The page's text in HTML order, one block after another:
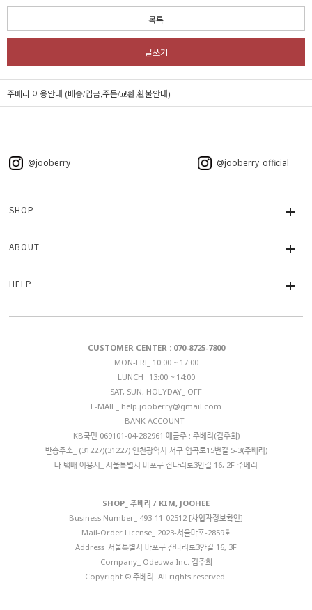
목록
글쓰기
주베리 이용안내 (배송/입금,주문/교환,환불안내)
@jooberry @jooberry_official
SHOP
ABOUT
HELP
CUSTOMER CENTER : 070-8725-7800
MON-FRI_ 10:00 ~ 17:00
LUNCH_ 13:00 ~ 14:00
SAT, SUN, HOLYDAY_ OFF
E-MAIL_ help.jooberry@gmail.com
BANK ACCOUNT_
KB국민 069101-04-282961 예금주 : 주베리(김주희)
반송주소_ (31227)(31227) 인천광역시 서구 염곡로15번길 5-3(주베리)
타 택배 이용시_ 서울특별시 마포구 잔다리로3안길 16, 2F 주베리
SHOP_ 주베리 / KIM, JOOHEE
Business Number_ 493-11-02512 [사업자정보확인]
Mail-Order License_ 2023-서울마포-2859호
Address_서울특별시 마포구 잔다리로3안길 16, 3F
Company_ Odeuwa Inc. 김주희
Copyright © 주베리. All rights reserved.